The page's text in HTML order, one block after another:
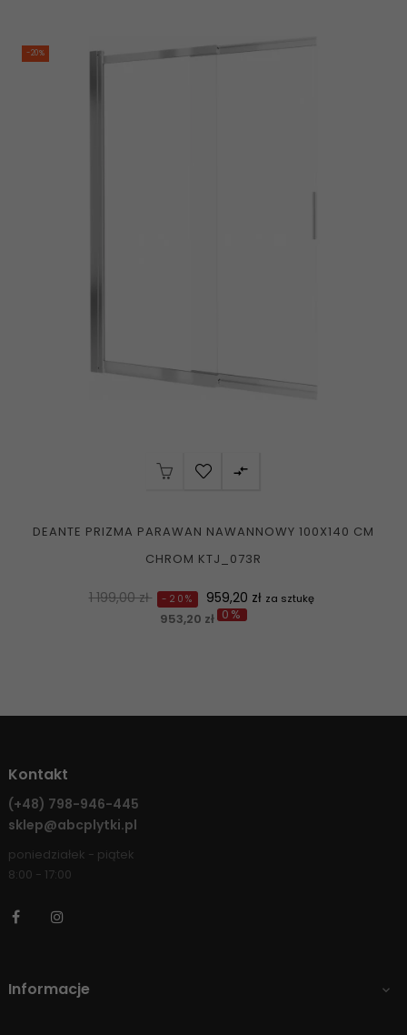
-20%

DEANTE PRIZMA PARAWAN NAWANNOWY 100X140 CM
CHROM KTJ_073R
Normalna
1 199,00 zł -20% Cena
959,20 zł za sztukę
953,20 zł 0%
Kontakt
(+48) 798-946-445
sklep@abcplytki.pl
poniedziałek - piątek
8:00 - 17:00
Facebook
Informacje 